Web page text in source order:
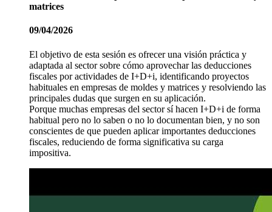
matrices
09/04/2026
El objetivo de esta sesión es ofrecer una visión práctica y
adaptada al sector sobre cómo aprovechar las deducciones
fiscales por actividades de I+D+i, identificando proyectos
habituales en empresas de moldes y matrices y resolviendo las
principales dudas que surgen en su aplicación.
Porque muchas empresas del sector sí hacen I+D+i de forma
habitual pero no lo saben o no lo documentan bien, y no son
conscientes de que pueden aplicar importantes deducciones
fiscales, reduciendo de forma significativa su carga
impositiva.